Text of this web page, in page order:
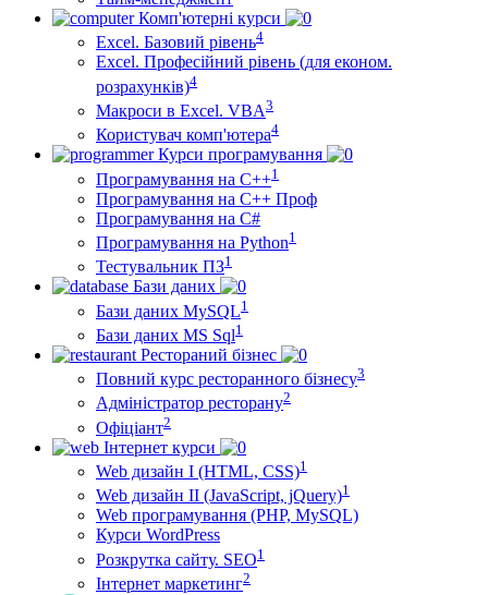
Комп'ютерні курси
Excel. Базовий рівень4
Excel. Професійний рівень (для економ.
розрахунків)4
Макроси в Excel. VBA3
Користувач комп'ютера4
Курси програмування
Програмування на С++1
Програмування на С++ Проф
Програмування на C#
Програмування на Python1
Тестувальник ПЗ1
Бази даних
Бази даних MySQL1
Бази даних MS Sql1
Рестораний бізнес
Повний курс ресторанного бізнесу3
Адміністратор ресторану2
Офіціант2
Інтернет курси
Web дизайн I (HTML, CSS)1
Web дизайн II (JavaScript, jQuery)1
Web програмування (PHP, MySQL)
Курси WordPress
Розкрутка сайту. SEO1
Інтернет маркетинг2